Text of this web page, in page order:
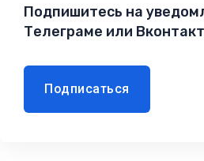
Подпишитесь на
Телеграме или
Подписаться